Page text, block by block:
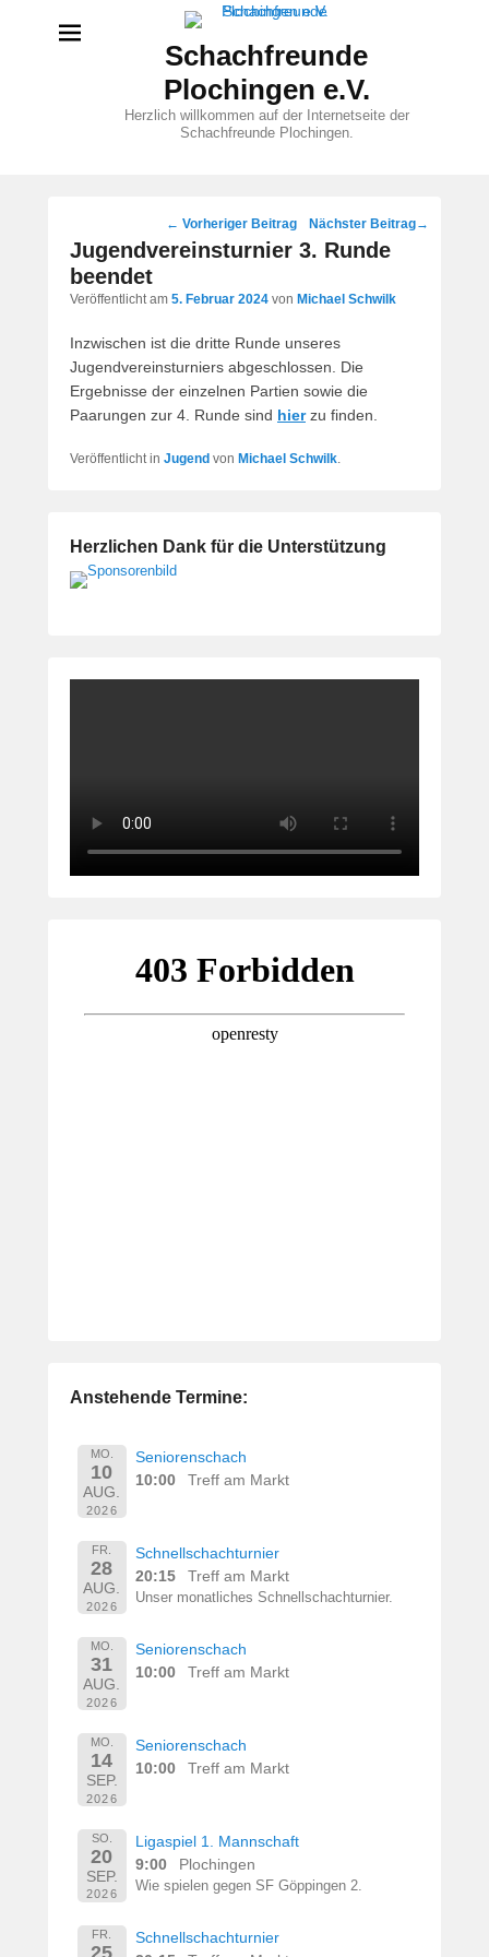
Schachfreunde
Plochingen e.V.
Herzlich willkommen auf der Internetseite der
Schachfreunde Plochingen.
Beitragsnavigation
← Vorheriger Beitrag Nächster Beitrag→
Jugendvereinsturnier 3. Runde
beendet
Veröffentlicht am 5. Februar 2024 von Michael Schwilk
Inzwischen ist die dritte Runde unseres
Jugendvereinsturniers abgeschlossen. Die
Ergebnisse der einzelnen Partien sowie die
Paarungen zur 4. Runde sind hierzu finden.
Veröffentlicht in Jugend von Michael Schwilk.
Herzlichen Dank für die Unterstützung
Anstehende Termine:
MO.
10
AUG.
2026
Seniorenschach
10:00
Treff am Markt
FR.
28
AUG.
2026
Schnellschachturnier
20:15
Treff am Markt
Unser monatliches Schnellschachturnier.
MO.
31
AUG.
2026
Seniorenschach
10:00
Treff am Markt
MO.
14
SEP.
2026
Seniorenschach
10:00
Treff am Markt
SO.
20
SEP.
2026
Ligaspiel 1. Mannschaft
9:00
Plochingen
Wie spielen gegen SF Göppingen 2.
FR.
25
Schnellschachturnier